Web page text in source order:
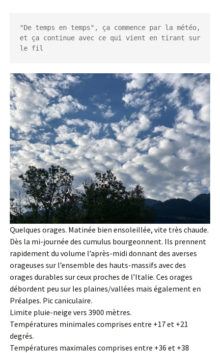
"De temps en temps", ça commence par la météo,
et ça continue avec ce qui vient en tirant sur
le fil
Quelques orages. Matinée bien ensoleillée, vite très chaude.
Dès la mi-journée des cumulus bourgeonnent. Ils prennent
rapidement du volume l’après-midi donnant des averses
orageuses sur l’ensemble des hauts-massifs avec des
orages durables sur ceux proches de l’Italie. Ces orages
débordent peu sur les plaines/vallées mais également en
Préalpes. Pic caniculaire.
Limite pluie-neige vers 3900 mètres.
Températures minimales comprises entre +17 et +21
degrés.
Températures maximales comprises entre +36 et +38